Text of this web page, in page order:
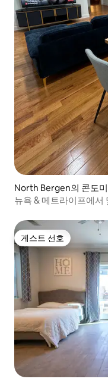
North Bergen의 콘도
뉴욕 & 메트라이프에서
게스트 선호
게스트 선호